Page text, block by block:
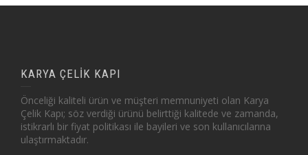
KARYA ÇELİK KAPI
Önceliği kaliteli ürün ve müşteri memnuniyeti olan Karya
Çelik Kapı; söz verdiği ürünü belirttiği kalitede ve zamanda,
istikrarlı bir fiyat politikası ile bayileri ve son kullanıcılarına
ulaştırmaktadır.